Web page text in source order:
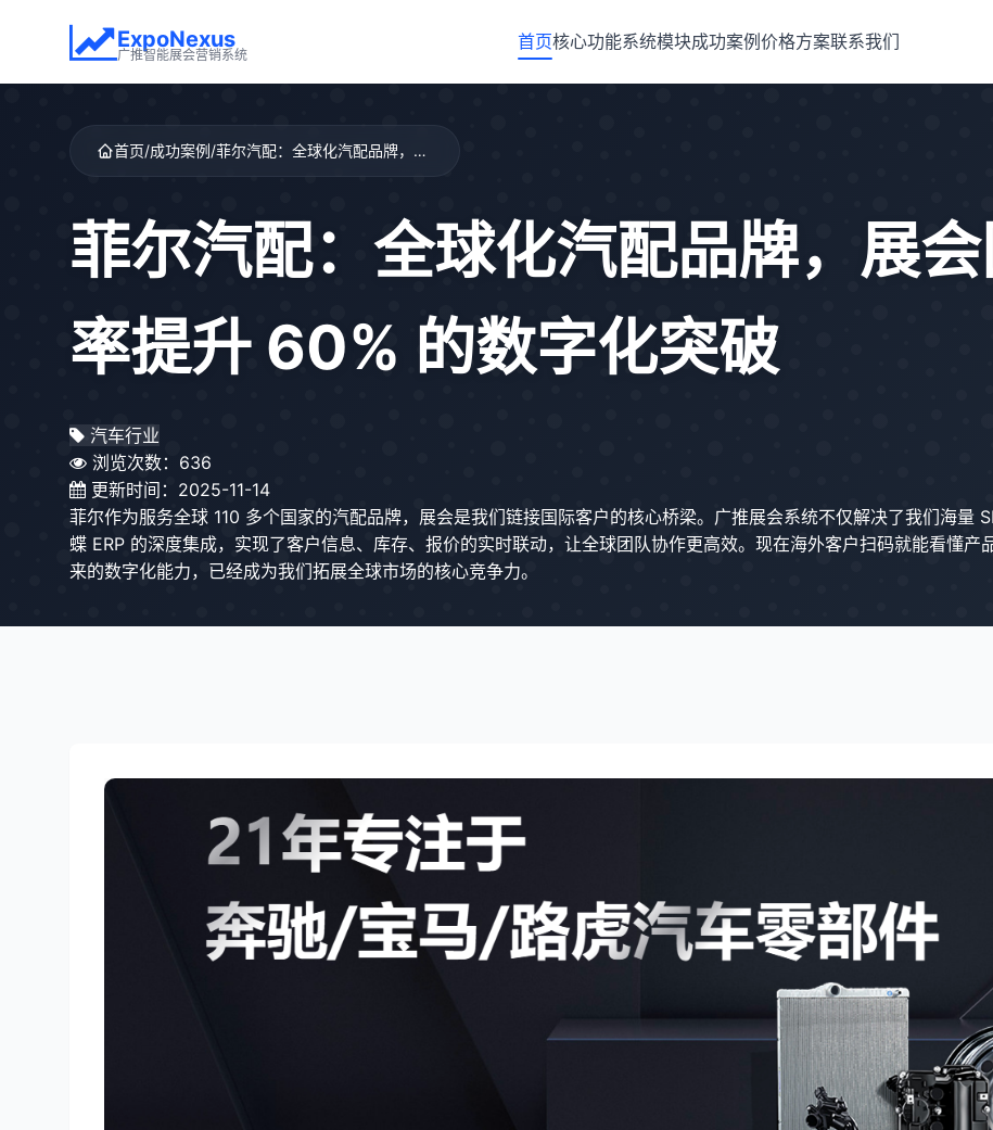
ExpoNexus
广推智能展会营销系统
首页核心功能系统模块成功案例 价格方案联系我们
首页/成功案例/ 菲尔汽配：全球化汽配品牌，展会国际订单转化率提升 60% 的数字化突破
菲尔汽配：全球化汽配品牌，展
率提升 60% 的数字化突破
汽车行业
浏览次数：636
更新时间：2025-11-14
菲尔作为服务全球 110 多个国家的汽配品牌，展会是我们链接国际客户的核心桥梁。广推展会系统不仅解决了我们海量
蝶 ERP 的深度集成，实现了客户信息、库存、报价的实时联动，让全球团队协作更高效。现在海外客户扫码就能看懂
来的数字化能力，已经成为我们拓展全球市场的核心竞争力。